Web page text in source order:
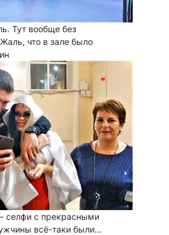
Тут вообще без
что в зале было
селфи с прекрасными
всё-таки были…